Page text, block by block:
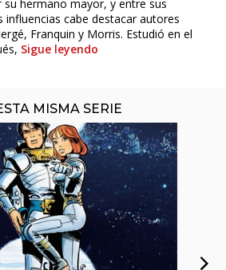
su hermano mayor, y entre sus
influencias cabe destacar autores
Franquin y Morris. Estudió en el
Sigue leyendo
MISMA SERIE
NÚMERO PUBLICADO